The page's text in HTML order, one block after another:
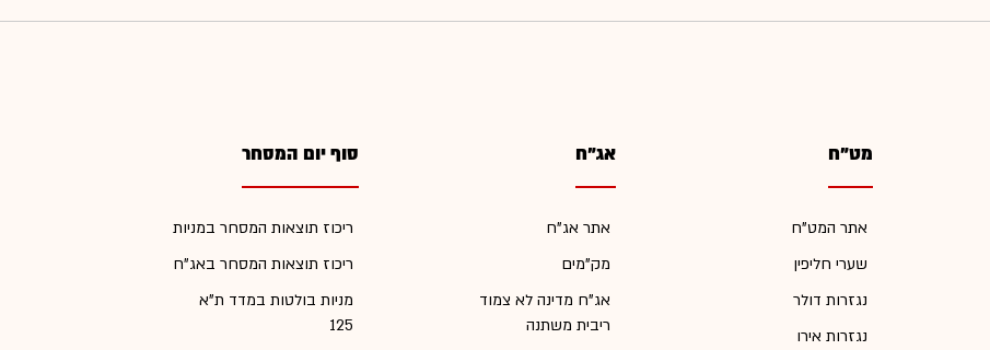
מט"ח
אתר המט"ח
שערי חליפין
נגזרות דולר
נגזרות אירו
אג"ח
אתר אג"ח
מק"מים
אג"ח מדינה לא צמוד
ריבית משתנה
סוף יום המסחר
ריכוז תוצאות המסחר במניות
ריכוז תוצאות המסחר באג"ח
מניות בולטות במדד ת"א
125